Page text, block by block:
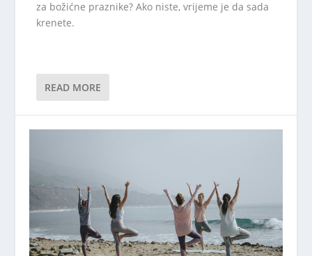
za božićne praznike? Ako niste, vrijeme je da sada
krenete.
READ MORE